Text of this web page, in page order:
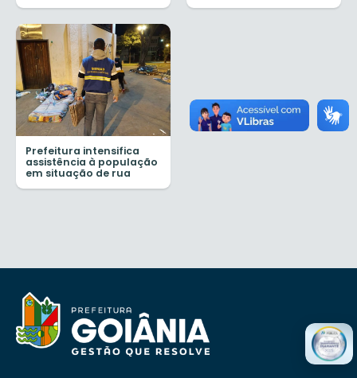
Prefeitura intensifica
assistência à população
em situação de rua